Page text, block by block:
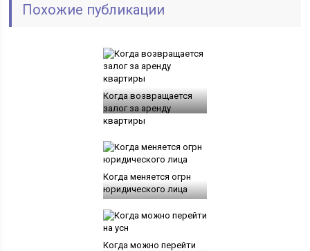
Похожие публикации
Когда возвращается
залог за аренду
квартиры
Когда меняется огрн
юридического лица
Когда можно перейти